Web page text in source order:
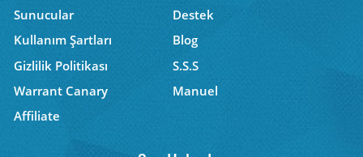
Sunucular
Destek
Kullanım Şartları
Blog
Gizlilik Politikası
S.S.S
Warrant Canary
Manuel
Affiliate